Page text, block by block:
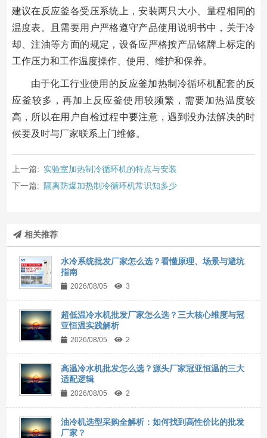
建议在反应釜各受压系统上，安装两只大小、量程相同的
温度表。且需要用户严格遵守产品使用说明书中，关于冷
却、注油等方面的规定，设备应严格按产品铭牌上标定的
工作压力和工作温度操作、使用、维护和保养。
由于化工行业使用的反应釜加热制冷循环机配套的反
应釜较多，再加上反应釜使用较频繁，需要加热温度较
高，所以在用户自检过程中要注意，遇到没办法解决的时
候要及时与厂家联系上门维修。
上一篇: 实验室加热制冷循环机的特点与安装
下一篇: 隔离防爆加热制冷循环机常识知多少
相关推荐
水冷系统批发厂家怎么选？看懂原理、场景与避坑
指南
2026/08/05 3
超低温冷水机批发厂家怎么选？三大核心维度与冠
亚恒温实践解析
2026/08/05 2
高温冷水机批发怎么选？源头厂家冠亚恒温的三大
适配逻辑
2026/08/05 2
油冷机选型采购全解析：如何找到高性价比的批发
厂家？